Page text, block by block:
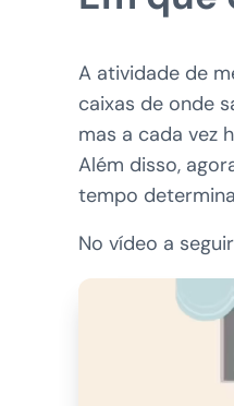
A atividade de
caixas de onde
mas a cada vez
Além disso,
tempo
No vídeo a